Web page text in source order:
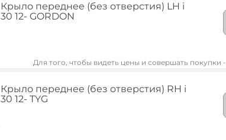
Крыло переднее (без отверстия) LH i
30 12- GORDON
Для того, чтобы видеть цены и совершать покупки -
Крыло переднее (без отверстия) RH i
30 12- TYG